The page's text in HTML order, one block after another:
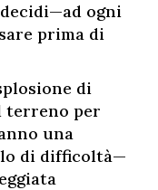
ogni
prima di
di
terreno per
una
di difficoltà—